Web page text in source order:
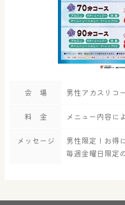
会 場 男性アカスリコ
料 金 メニュー内容に
メッセージ
男性限定！お得
毎週金曜日限定